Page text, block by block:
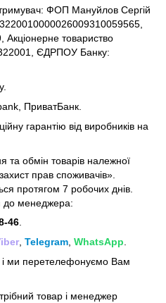
ФОП Мануйлов Сергій
товариство
ЄДРПОУ Банку:
ПриватБанк.
гарантію від виробників на
та обмін товарів належної
прав споживачів»
протягом 7 робочих днів.
до менеджера:
46
Telegram WhatsApp
і ми перетелефонуємо Вам
товар і менеджер